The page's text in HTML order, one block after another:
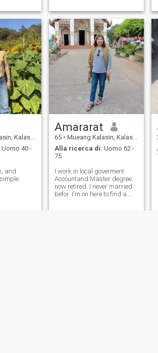
Thailandia
Uomo 40 -
and
Amararat
65 • Mueang Kalasin, Kalasin, Thailandia
Alla ricerca di: Uomo 62 -
75
I work in local goverment
Accountand Master degree.
now retired. I never married
befor. I'm on here to find a